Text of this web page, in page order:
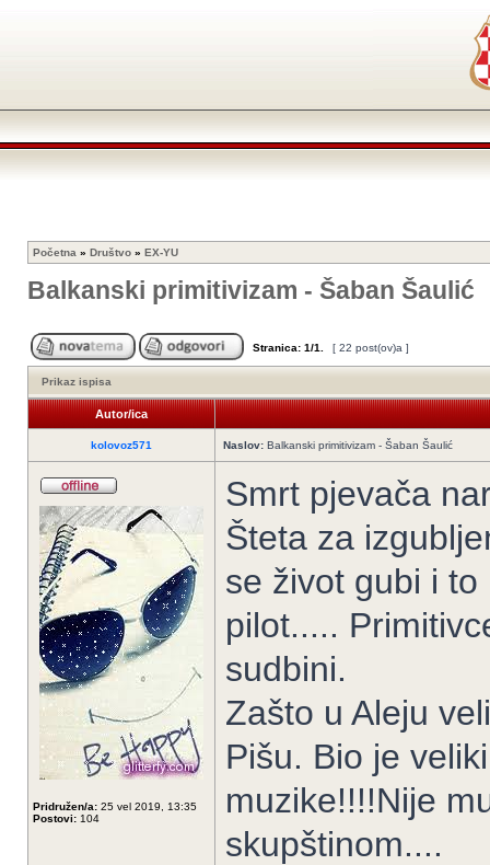
Početna » Društvo » EX-YU
Balkanski primitivizam - Šaban Šaulić
Stranica: 1/1 [ 22 post(ov)a ]
Prikaz ispisa
Autor/ica
kolovoz571 Naslov: Balkanski primitivizam - Šaban Šaulić
Pridružen/a: 25 vel 2019, 13:35
Postovi: 104
Smrt pjevača
Šteta za
se život gubi i
pilot.....
sudbini.
Zašto u Aleju
Pišu. Bio je
muzike!!!!Nije
skupštinom....